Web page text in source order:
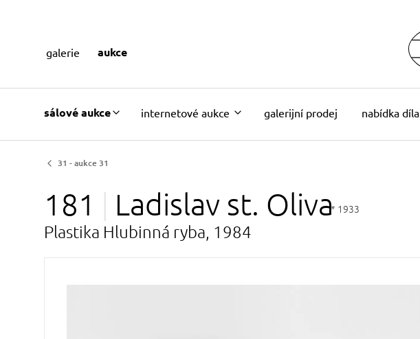
sálové aukce internetové aukce galerijní prodej nabídka díla
galerie aukce
31 - aukce 31
181 Ladislav st. Oliva* 1933
Plastika Hlubinná ryba, 1984